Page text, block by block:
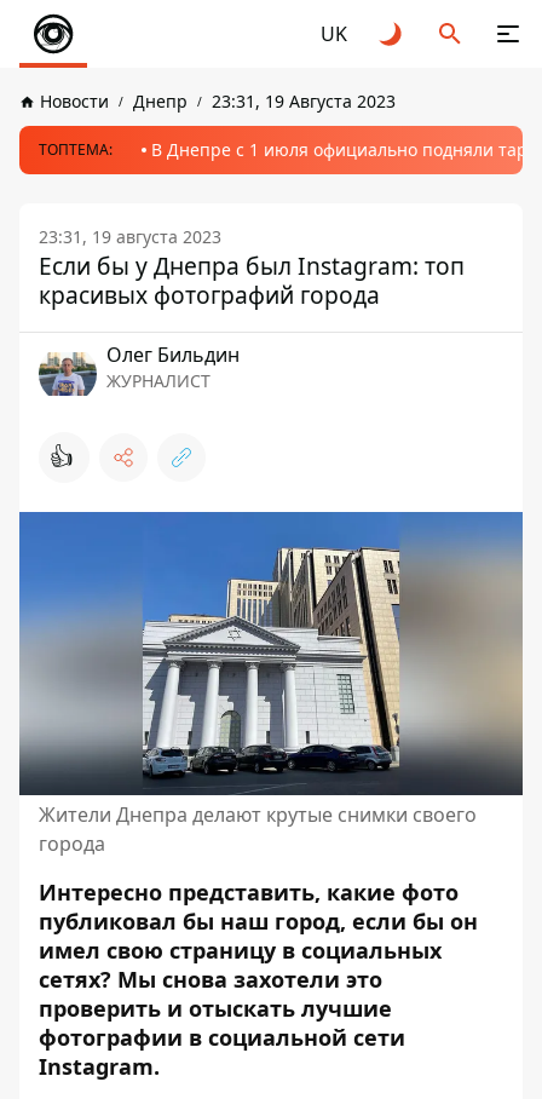
UK
Новости Днепр 23:31, 19 Августа 2023
ТОПТЕМА: В Днепре с 1 июля официально подняли
23:31, 19 августа 2023
Если бы у Днепра был Instagram: топ
красивых фотографий города
Олег Бильдин
ЖУРНАЛИСТ
👍
Жители Днепра делают крутые снимки своего
города
Интересно представить, какие фото
публиковал бы наш город, если бы он
имел свою страницу в социальных
сетях? Мы снова захотели это
проверить и отыскать лучшие
фотографии в социальной сети
Instagram.